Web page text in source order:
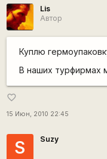
Lis
Автор
Куплю
В наших турфирмах
favorite_border
15 Июн, 2010 22:45
S Suzy